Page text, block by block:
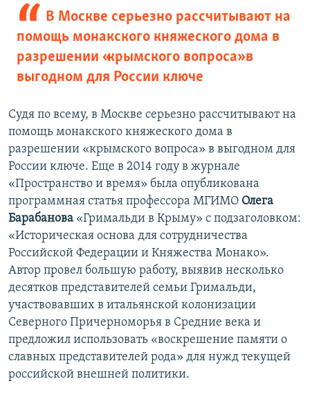
В Москве серьезно рассчитывают на
помощь монакского княжеского дома в
разрешении «крымского вопроса» в
выгодном для России ключе
Судя по всему, в Москве серьезно рассчитывают на
помощь монакского княжеского дома в
разрешении «крымского вопроса» в выгодном для
России ключе. Еще в 2014 году в журнале
«Пространство и время» была опубликована
программная статья профессора МГИМО Олега
Барабанова «Гримальди в Крыму» с подзаголовком:
«Историческая основа для сотрудничества
Российской Федерации и Княжества Монако».
Автор провел большую работу, выявив несколько
десятков представителей семьи Гримальди,
участвовавших в итальянской колонизации
Северного Причерноморья в Средние века и
предложил использовать «воскрешение памяти о
славных представителей рода» для нужд текущей
российской внешней политики.